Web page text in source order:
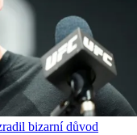
bizarní důvod